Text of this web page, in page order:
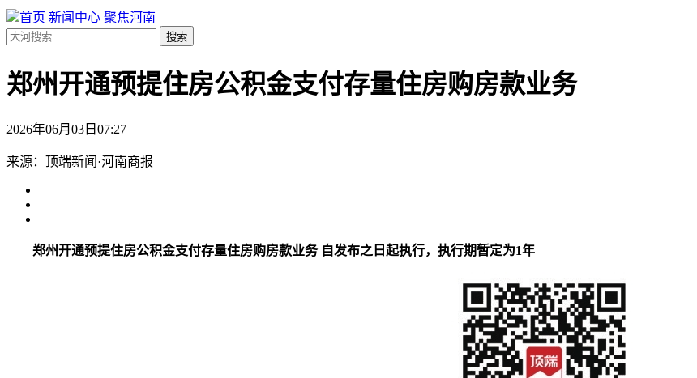
首页 新闻中心 聚焦河南
搜索
郑州开通预提住房公积金支付存量住房购房款业务
2026年06月03日07:27
来源：顶端新闻·河南商报
郑州开通预提住房公积金支付存量住房购房款业务 自发布之日起执行，执行期暂定为1年